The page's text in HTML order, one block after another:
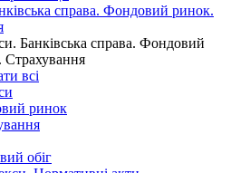
справа. Фондовий ринок.
Банківська справа. Фондовий
Страхування
всі
ринок
обіг